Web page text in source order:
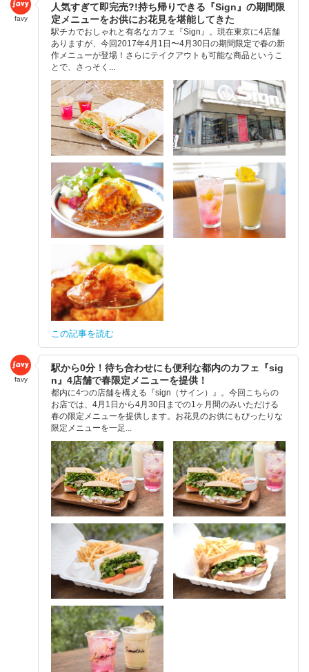
favy
人気すぎて即完売?!持ち帰りできる『Sign』の期間限
定メニューをお供にお花見を堪能してきた
駅チカでおしゃれと有名なカフェ『Sign』。現在東京に4店舗
ありますが、今回2017年4月1日〜4月30日の期間限定で春の新
作メニューが登場！さらにテイクアウトも可能な商品というこ
とで、さっそく...
この記事を読む
favy
駅から0分！待ち合わせにも便利な都内のカフェ『sig
n』4店舗で春限定メニューを提供！
都内に4つの店舗を構える『sign（サイン）』。今回こちらの
お店では、4月1日から4月30日までの1ヶ月間のみいただける
春の限定メニューを提供します。お花見のお供にもぴったりな
限定メニューを一足...